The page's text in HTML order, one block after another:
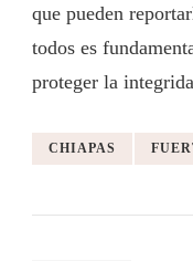
que pueden
todos es
proteger la
CHIAPAS